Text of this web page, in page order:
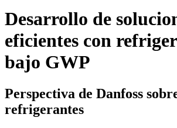
Desarrollo de
eficientes con
bajo GWP
Perspectiva de Danfoss
refrigerantes